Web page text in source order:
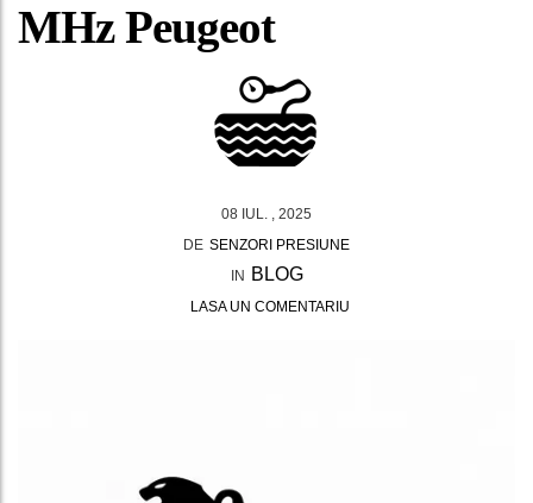
MHz Peugeot
08 IUL. , 2025
DE SENZORI PRESIUNE
IN
BLOG
LASA UN COMENTARIU